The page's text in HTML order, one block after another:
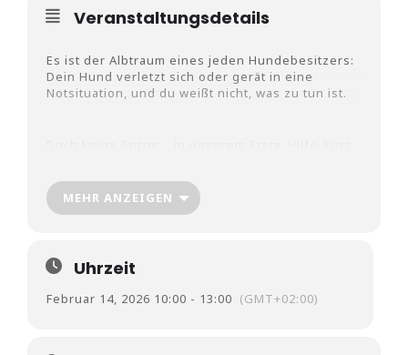
Veranstaltungsdetails
Es ist der Albtraum eines jeden Hundebesitzers:
Dein Hund verletzt sich oder gerät in eine
Notsituation, und du weißt nicht, was zu tun ist.
brauchst, um deinem Vierbeiner in einer solchen
Situation zu helfen.
Wir zeigen dir, wie du schnell und richtig
Folgendes wirst du im Kurs lernen:
MEHR ANZEIGEN
Uhrzeit
Februar 14, 2026 10:00 - 13:00 (GMT+02:00)